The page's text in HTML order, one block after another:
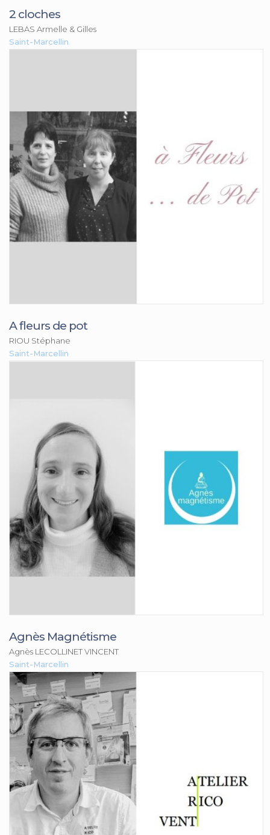
2 cloches
LEBAS Armelle & Gilles
Saint-Marcellin
A fleurs de pot
RIOU Stéphane
Saint-Marcellin
Agnès Magnétisme
Agnès LECOLLINET VINCENT
Saint-Marcellin